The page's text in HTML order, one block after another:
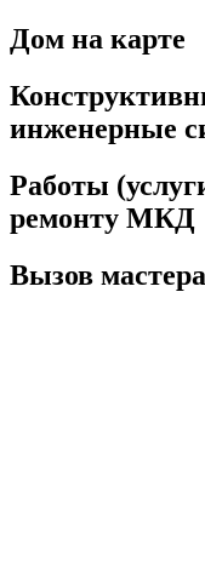
Дом на карте
инженерные
Работы
ремонту МКД
Вызов